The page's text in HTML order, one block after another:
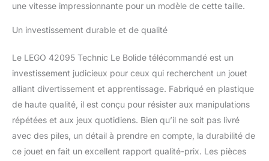
une vitesse impressionnante pour un modèle de cette taille.
Un investissement durable et de qualité
Le LEGO 42095 Technic Le Bolide télécommandé est un
investissement judicieux pour ceux qui recherchent un jouet
alliant divertissement et apprentissage. Fabriqué en plastique
de haute qualité, il est conçu pour résister aux manipulations
répétées et aux jeux quotidiens. Bien qu’il ne soit pas livré
avec des piles, un détail à prendre en compte, la durabilité de
ce jouet en fait un excellent rapport qualité-prix. Les pièces